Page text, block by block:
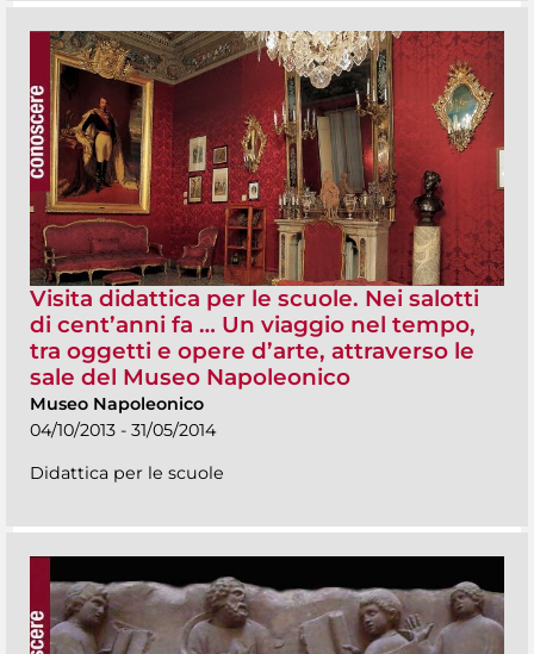
Visita didattica per le scuole. Nei salotti
di cent’anni fa … Un viaggio nel tempo,
tra oggetti e opere d’arte, attraverso le
sale del Museo Napoleonico
Museo Napoleonico
04/10/2013 - 31/05/2014
Didattica per le scuole